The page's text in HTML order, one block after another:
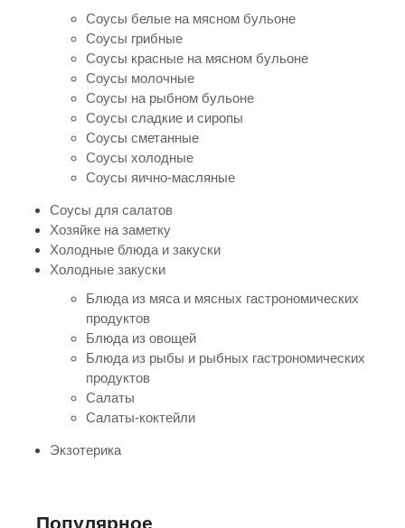
Соусы белые на мясном бульоне
Соусы грибные
Соусы красные на мясном бульоне
Соусы молочные
Соусы на рыбном бульоне
Соусы сладкие и сиропы
Соусы сметанные
Соусы холодные
Соусы яично-масляные
Соусы для салатов
Хозяйке на заметку
Холодные блюда и закуски
Холодные закуски
Блюда из мяса и мясных гастрономических
продуктов
Блюда из овощей
Блюда из рыбы и рыбных гастрономических
продуктов
Салаты
Салаты-коктейли
Экзотерика
Популярное